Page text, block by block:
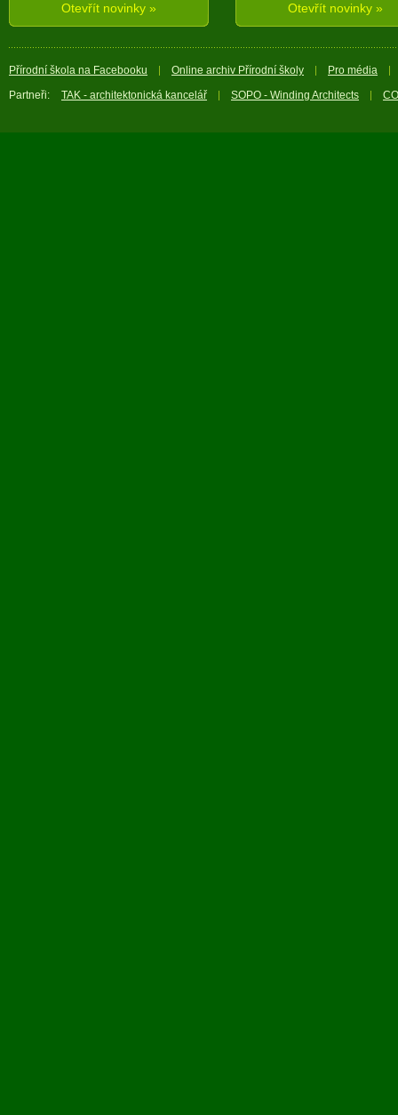
Otevřít novinky »
Otevřít novinky »
Přírodní škola na Facebooku Online archiv Přírodní školy
Pro média
Partneři:
TAK - architektonická kancelář SOPO - Winding Architects